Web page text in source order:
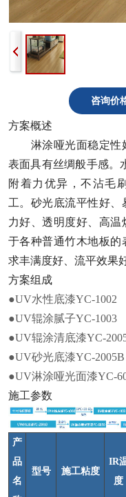
方案概述
淋涂哑光面稳定性
表面具有丝绸般手感。
附着力优异，不沾毛
工。砂光底流平性好、
力好、透明度好、高温
于各种普通竹木地板的
求丰满度好、流平效果好
方案组成
●UV水性底漆YC-1002
●UV辊涂腻子YC-1003
●UV辊涂清底漆YC-
●UV砂光底漆YC-2005B
●UV淋涂哑光面漆YC-
施工参数
产
品
名
型号 施工粘度
IR
度
咨询价